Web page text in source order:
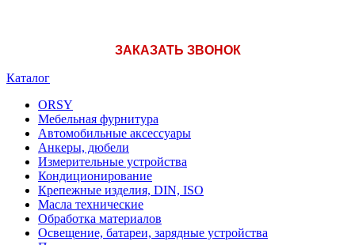
ЗАКАЗАТЬ ЗВОНОК
Каталог
ORSY
Мебельная фурнитура
Автомобильные аксессуары
Анкеры, дюбели
Измерительные устройства
Кондиционирование
Крепежные изделия, DIN, ISO
Масла технические
Обработка материалов
Освещение, батареи, зарядные устройства